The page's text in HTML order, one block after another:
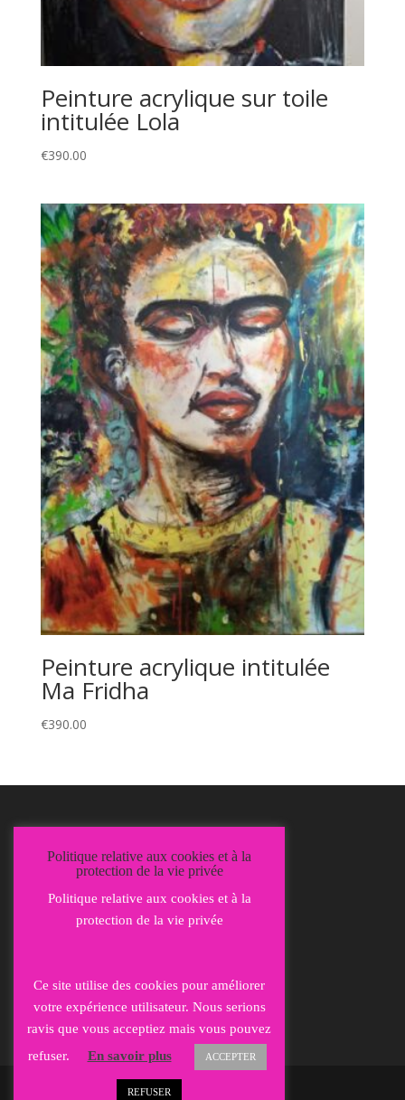
Peinture acrylique sur toile
intitulée Lola
€390.00
Peinture acrylique intitulée
Ma Fridha
€390.00
Politique de confidentialité
Politique relative aux cookies et à la
protection de la vie privée
Politique relative aux cookies et à la
protection de la vie privée
Ce site utilise des cookies pour améliorer
votre expérience utilisateur. Nous serions
ravis que vous acceptiez mais vous pouvez
refuser.
En savoir plus ACCEPTER
REFUSER